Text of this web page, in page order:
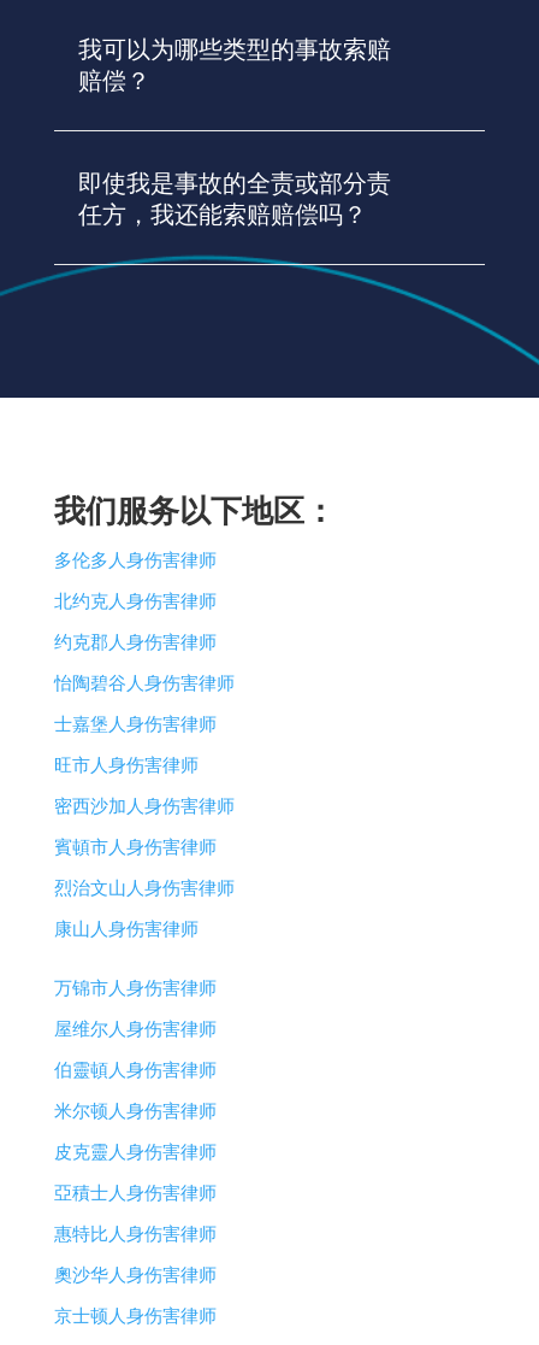
我可以为哪些类型的事故索赔
赔偿？
即使我是事故的全责或部分责
任方，我还能索赔赔偿吗？
我们服务以下地区：
多伦多人身伤害律师
北约克人身伤害律师
约克郡人身伤害律师
怡陶碧谷人身伤害律师
士嘉堡人身伤害律师
旺市人身伤害律师
密西沙加人身伤害律师
賓頓市人身伤害律师
烈治文山人身伤害律师
康山人身伤害律师
万锦市人身伤害律师
屋维尔人身伤害律师
伯靈頓人身伤害律师
米尔顿人身伤害律师
皮克靈人身伤害律师
亞積士人身伤害律师
惠特比人身伤害律师
奧沙华人身伤害律师
京士顿人身伤害律师